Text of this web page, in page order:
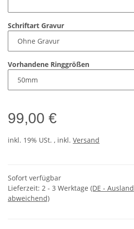
Schriftart Gravur
Vorhandene Ringgrößen
99,00 €
inkl. 19% USt. , inkl. Versand
Sofort verfügbar
Lieferzeit: 2 - 3 Werktage (DE - Ausland
abweichend)